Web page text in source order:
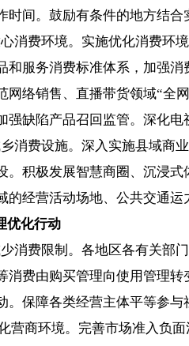
时间。鼓励有条件的地方结
费环境。实施优化消费环
和服务消费标准体系，加强
网络销售、直播带货领域“全
强缺陷产品召回监管。深化
费设施。深入实施县域商
。积极发展智慧商圈、沉浸
的经营活动场地、公共交通
化行动
费限制。各地区各有关部
消费由购买管理向使用管理
。保障各类经营主体平等参
商环境。完善市场准入负